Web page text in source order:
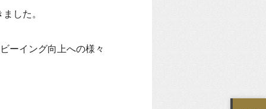
した。
ーイング向上への様々